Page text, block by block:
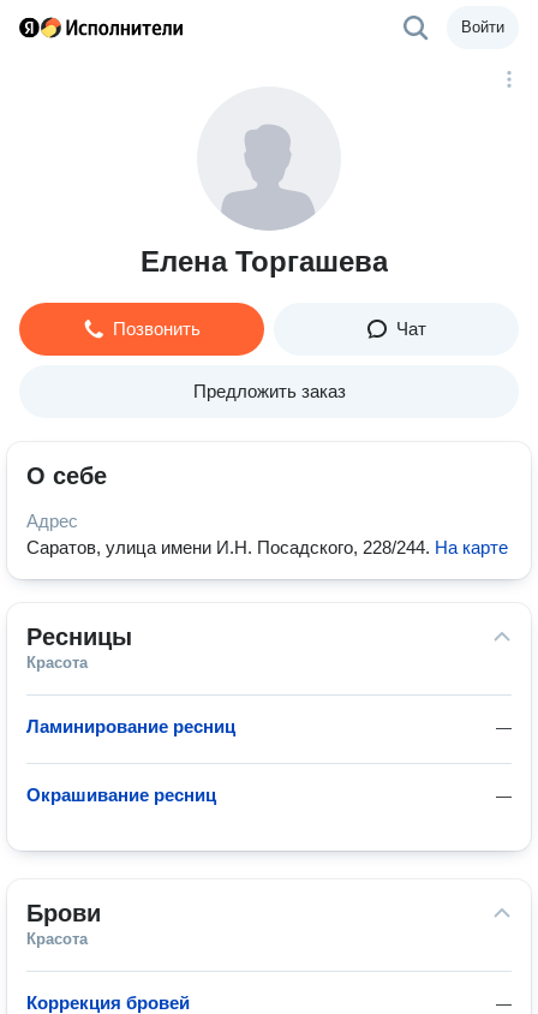
Войти
Елена Торгашева
Позвонить Чат
Предложить заказ
О себе
Адрес
Саратов, улица имени И.Н. Посадского, 228/244. На карте
Ресницы
Красота
—
Ламинирование ресниц
—
Окрашивание ресниц
Брови
Красота
—
Коррекция бровей